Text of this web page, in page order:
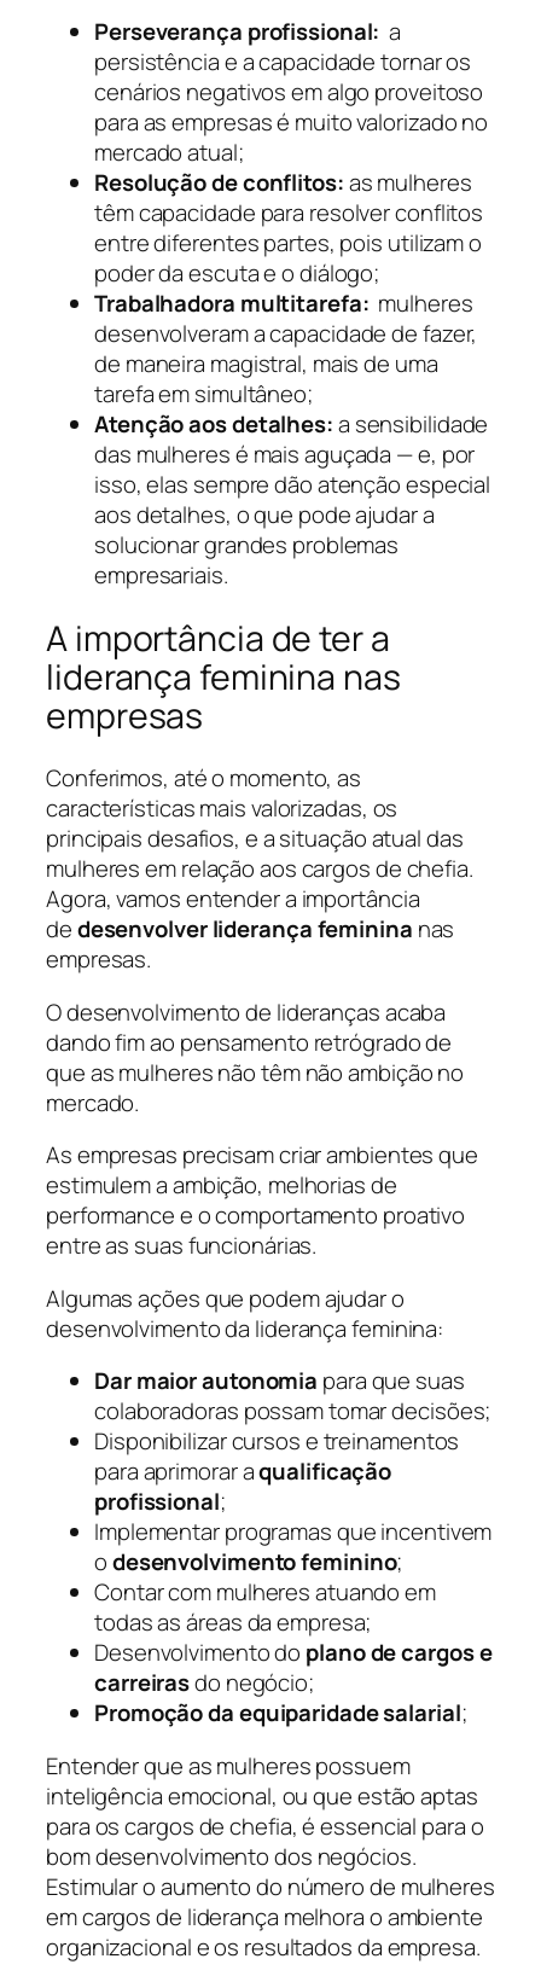
Perseverança profissional: a
persistência e a capacidade tornar os
cenários negativos em algo proveitoso
para as empresas é muito valorizado no
mercado atual;
Resolução de conflitos:as mulheres
têm capacidade para resolver conflitos
entre diferentes partes, pois utilizam o
poder da escuta e o diálogo;
Trabalhadora multitarefa: mulheres
desenvolveram a capacidade de fazer,
de maneira magistral, mais de uma
tarefa em simultâneo;
Atenção aos detalhes:a sensibilidade
das mulheres é mais aguçada — e, por
isso, elas sempre dão atenção especial
aos detalhes, o que pode ajudar a
solucionar grandes problemas
empresariais.
A importância de ter a
liderança feminina nas
empresas
Conferimos, até o momento, as
características mais valorizadas, os
principais desafios, e a situação atual das
mulheres em relação aos cargos de chefia.
Agora, vamos entender a importância
dedesenvolver liderança feminina nas
empresas.
O desenvolvimento de lideranças acaba
dando fim ao pensamento retrógrado de
que as mulheres não têm não ambição no
mercado.
As empresas precisam criar ambientes que
estimulem a ambição, melhorias de
performance e o comportamento proativo
entre as suas funcionárias.
Algumas ações que podem ajudar o
desenvolvimento da liderança feminina:
Dar maior autonomia para que suas
colaboradoras possam tomar decisões;
Disponibilizar cursos e treinamentos
para aprimorar aqualificação
profissional;
Implementar programas que incentivem
odesenvolvimento feminino;
Contar com mulheres atuando em
todas as áreas da empresa;
Desenvolvimento do plano de cargos e
carreirasdo negócio;
Promoção da equiparidade salarial;
Entender que as mulheres possuem
inteligência emocional, ou que estão aptas
para os cargos de chefia, é essencial para o
bom desenvolvimento dos negócios.
Estimular o aumento do número de mulheres
em cargos de liderança melhora o ambiente
organizacional e os resultados da empresa.